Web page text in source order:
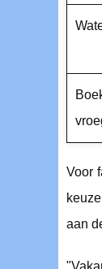
Voor
aan